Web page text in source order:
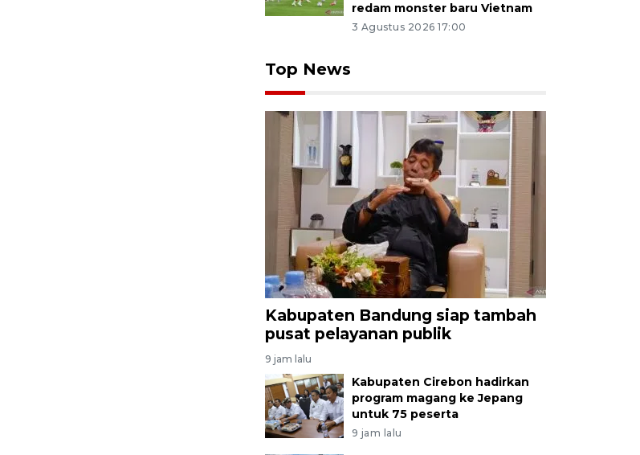
redam monster baru Vietnam
3 Agustus 2026 17:00
Top News
Kabupaten Bandung siap tambah
pusat pelayanan publik
9 jam lalu
Kabupaten Cirebon hadirkan
program magang ke Jepang
untuk 75 peserta
9 jam lalu